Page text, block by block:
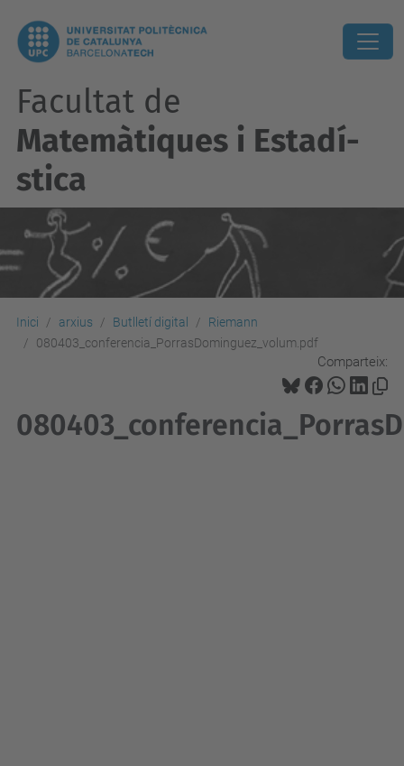
Facultat de
Matemàtiques i Estadí­
stica
Inici arxius Butlletí digital
Riemann
080403_conferencia_PorrasDominguez_volum.pdf
Comparteix: